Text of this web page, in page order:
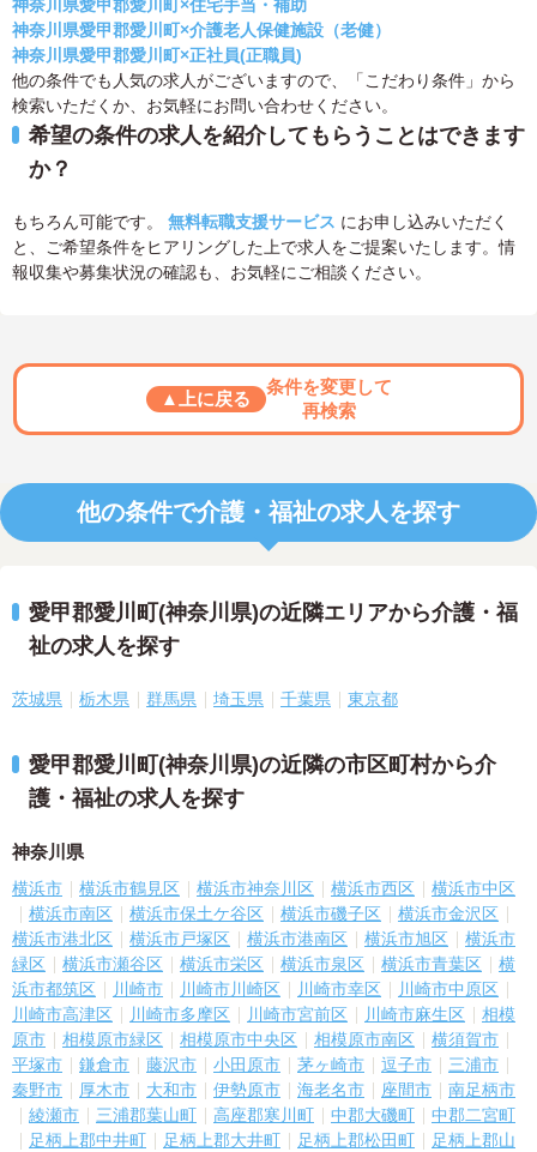
神奈川県愛甲郡愛川町×住宅手当・補助
神奈川県愛甲郡愛川町×介護老人保健施設（老健）
神奈川県愛甲郡愛川町×正社員(正職員)
他の条件でも人気の求人がございますので、「こだわり条件」から
検索いただくか、お気軽にお問い合わせください。
希望の条件の求人を紹介してもらうことはできます
か？
もちろん可能です。 無料転職支援サービス にお申し込みいただく
と、ご希望条件をヒアリングした上で求人をご提案いたします。情
報収集や募集状況の確認も、お気軽にご相談ください。
▲上に戻る
条件を変更して
再検索
他の条件で介護・福祉の求人を探す
愛甲郡愛川町(神奈川県)の近隣エリアから介護・福
祉の求人を探す
茨城県 栃木県 群馬県 埼玉県 千葉県 東京都
愛甲郡愛川町(神奈川県)の近隣の市区町村から介
護・福祉の求人を探す
神奈川県
横浜市 横浜市鶴見区 横浜市神奈川区 横浜市西区
横浜市中区
横浜市南区
横浜市保土ケ谷区 横浜市磯子区
横浜市金沢区
横浜市港北区
横浜市戸塚区 横浜市港南区 横浜市旭区
横浜市
緑区
横浜市瀬谷区 横浜市栄区 横浜市泉区 横浜市青葉区
横
浜市都筑区
川崎市 川崎市川崎区 川崎市幸区
川崎市中原区
川崎市高津区
川崎市多摩区 川崎市宮前区 川崎市麻生区
相模
原市
相模原市緑区 相模原市中央区 相模原市南区
横須賀市
平塚市
鎌倉市 藤沢市 小田原市 茅ヶ崎市 逗子市
三浦市
秦野市
厚木市 大和市 伊勢原市 海老名市 座間市
南足柄市
綾瀬市
三浦郡葉山町 高座郡寒川町 中郡大磯町
中郡二宮町
足柄上郡中井町
足柄上郡大井町 足柄上郡松田町
足柄上郡山